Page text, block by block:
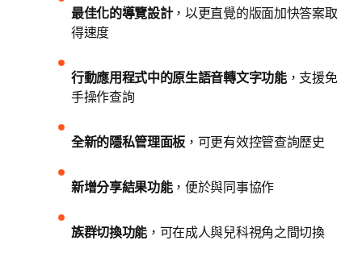
最佳化的導覽設計，以更直覺的版面加快答案取
得速度
行動應用程式中的原生語音轉文字功能，支援免
手操作查詢
全新的隱私管理面板 ，可更有效控管查詢歷史
新增分享結果功能，便於與同事協作
族群切換功能 ，可在成人與兒科視角之間切換